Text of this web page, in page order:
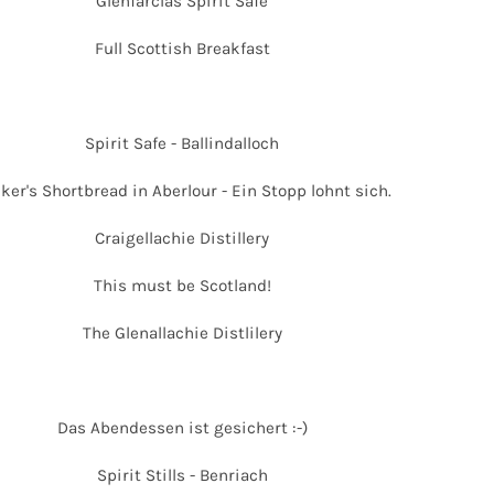
Full Scottish Breakfast
Spirit Safe - Ballindalloch
Shortbread in Aberlour - Ein Stopp lohnt sich.
Craigellachie Distillery
This must be Scotland!
The Glenallachie Distlilery
Das Abendessen ist gesichert :-)
Spirit Stills - Benriach